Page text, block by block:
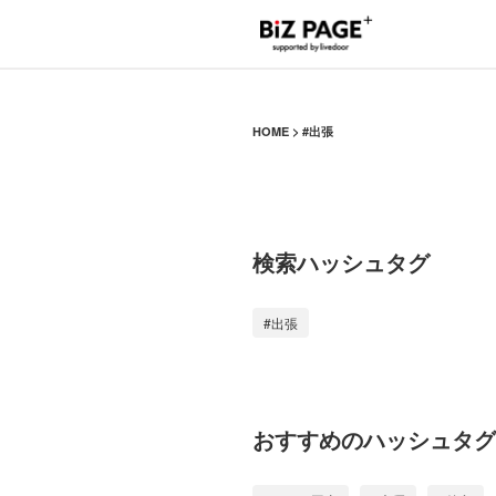
HOME #出張
検索ハッシュタグ
#出張
おすすめのハッシュタグ